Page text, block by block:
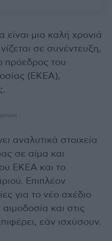
είναι μια καλή χρονιά
σε συνέντευξη,
του
(ΕΚΕΑ),
-
αναλυτικά στοιχεία
σε αίμα και
ΕΚΕΑ και το
Επιπλέον
για το νέο σχέδιο
και στις
εάν ισχύσουν.